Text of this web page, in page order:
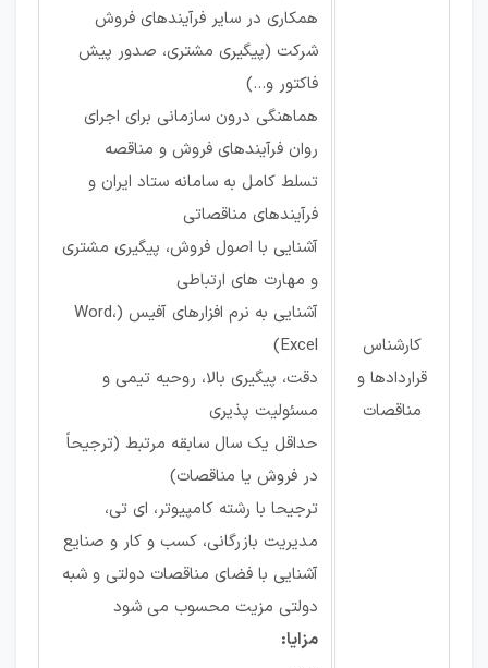
كارشناس
قراردادها و
مناقصات
همکاری در سایر فرآیندهای فروش
شرکت (پیگیری مشتری، صدور پیش
فاکتور و...)
هماهنگی درون سازمانی برای اجرای
روان فرآیندهای فروش و مناقصه
تسلط کامل به سامانه ستاد ایران و
فرآیندهای مناقصاتی
آشنایی با اصول فروش، پیگیری مشتری
و مهارت های ارتباطی
آشنایی به نرم افزارهای آفیس (Word،
Excel)
دقت، پیگیری بالا، روحیه تیمی و
مسئولیت پذیری
حداقل یک سال سابقه مرتبط (ترجیحاً
در فروش یا مناقصات)
ترجیحا با رشته کامپیوتر، ای تی،
مدیریت بازرگانی، کسب و کار و صنایع
آشنایی با فضای مناقصات دولتی و شبه
دولتی مزیت محسوب می شود
مزایا: